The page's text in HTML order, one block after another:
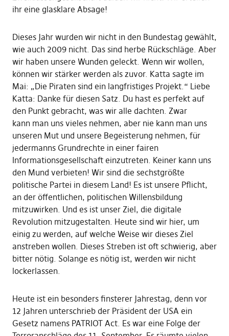
ihr eine glasklare Absage!
Dieses Jahr wurden wir nicht in den Bundestag gewählt,
wie auch 2009 nicht. Das sind herbe Rückschläge. Aber
wir haben unsere Wunden geleckt. Wenn wir wollen,
können wir stärker werden als zuvor. Katta sagte im
Mai: „Die Piraten sind ein langfristiges Projekt.“ Liebe
Katta: Danke für diesen Satz. Du hast es perfekt auf
den Punkt gebracht, was wir alle dachten. Zwar
kann man uns vieles nehmen, aber nie kann man uns
unseren Mut und unsere Begeisterung nehmen, für
jedermanns Grundrechte in einer fairen
Informationsgesellschaft einzutreten. Keiner kann uns
den Mund verbieten! Wir sind die sechstgrößte
politische Partei in diesem Land! Es ist unsere Pflicht,
an der öffentlichen, politischen Willensbildung
mitzuwirken. Und es ist unser Ziel, die digitale
Revolution mitzugestalten. Heute sind wir hier, um
einig zu werden, auf welche Weise wir dieses Ziel
anstreben wollen. Dieses Streben ist oft schwierig, aber
bitter nötig. Solange es nötig ist, werden wir nicht
lockerlassen.
Heute ist ein besonders finsterer Jahrestag, denn vor
12 Jahren unterschrieb der Präsident der USA ein
Gesetz namens PATRIOT Act. Es war eine Folge der